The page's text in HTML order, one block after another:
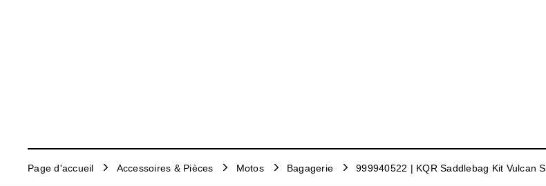
Page d'accueil Accessoires & Pièces Motos Bagagerie 999940522 | KQR Saddlebag Kit Vulcan S